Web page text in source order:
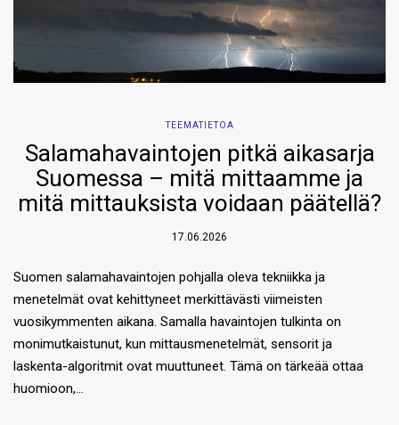
TEEMATIETOA
Salamahavaintojen pitkä aikasarja
Suomessa – mitä mittaamme ja
mitä mittauksista voidaan päätellä?
17.06.2026
Suomen salamahavaintojen pohjalla oleva tekniikka ja
menetelmät ovat kehittyneet merkittävästi viimeisten
vuosikymmenten aikana. Samalla havaintojen tulkinta on
monimutkaistunut, kun mittausmenetelmät, sensorit ja
laskenta-algoritmit ovat muuttuneet. Tämä on tärkeää ottaa
huomioon,…